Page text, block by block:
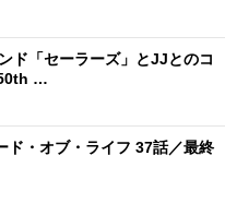
ド「セーラーズ」とJJとのコ
…
ド・オブ・ライフ 37話／最終